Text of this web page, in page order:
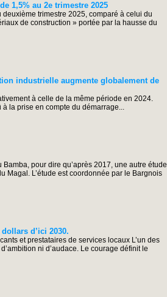
1,5% au 2e trimestre 2025
trimestre 2025, comparé à celui du
de construction » portée par la hausse du
industrielle augmente globalement de
à celle de la même période en 2024.
la prise en compte du démarrage...
pour dire qu’après 2017, une autre étude
Magal. L’étude est coordonnée par le Bargnois
d’ici 2030.
et prestataires de services locaux L’un des
ni d’audace. Le courage définit le